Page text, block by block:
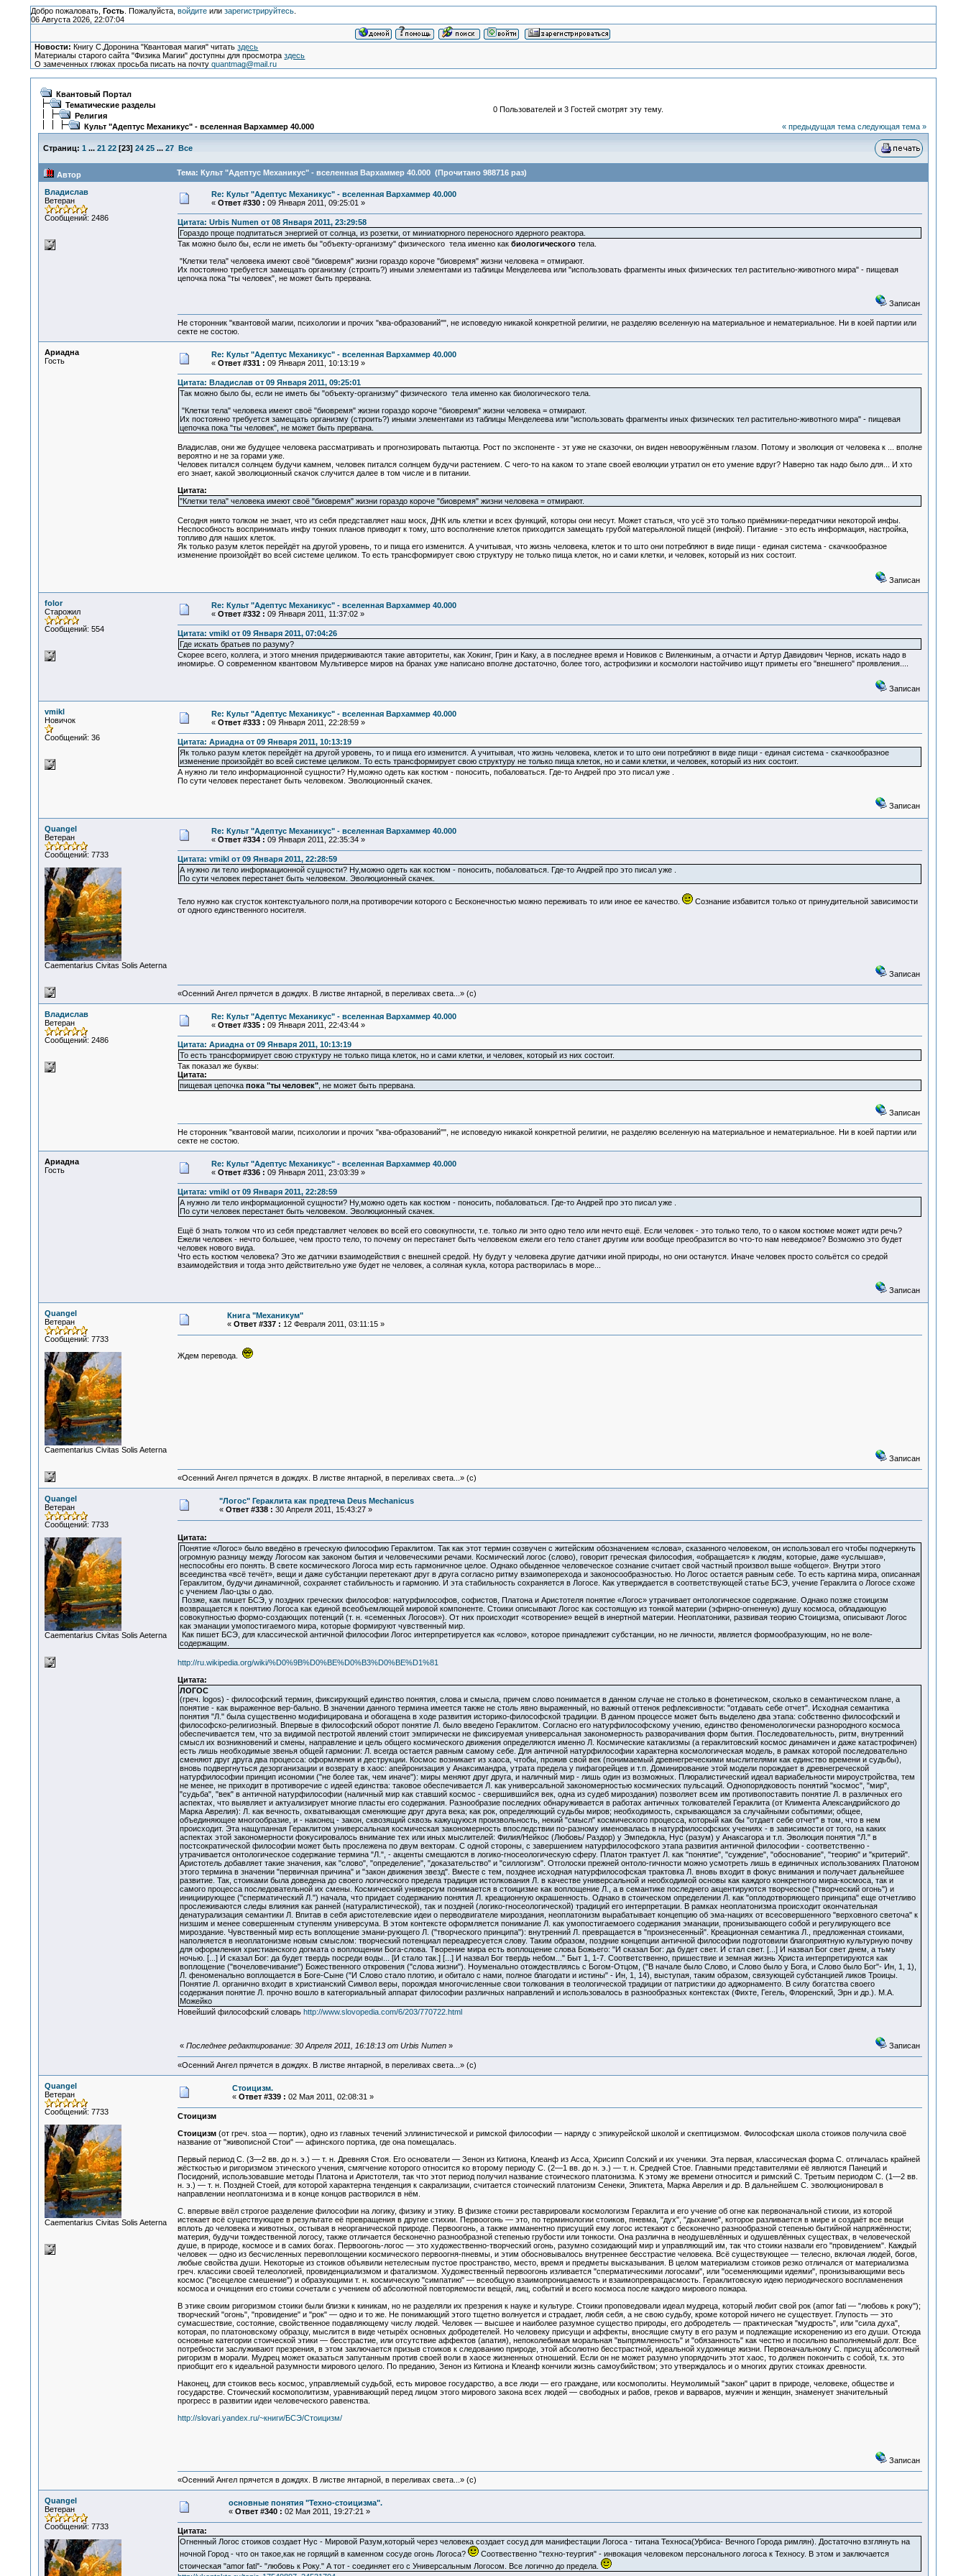
Добро пожаловать, Гость. Пожалуйста, войдитеили зарегистрируйтесь.
06 Августа 2026, 22:07:04
Новости: Книгу С.Доронина "Квантовая магия" читатьздесь
Материалы старого сайта "Физика Магии" доступны для просмотраздесь
О замеченных глюках просьба писать на почтуquantmag@mail.ru
Квантовый Портал
Тематические разделы
Религия
Культ "Адептус Механикус" - вселенная Вархаммер 40.000
0 Пользователей и 3 Гостей смотрят эту тему.
« предыдущая тема следующая тема »
Страниц: 1 ... 21 22[23] 24 25 ... 27 Все
Автор Тема: Культ "Адептус Механикус" - вселенная Вархаммер 40.000 (Прочитано 988716 раз)
Владислав
Ветеран
Сообщений: 2486
Re: Культ "Адептус Механикус" - вселенная Вархаммер 40.000
« Ответ #330 : 09 Января 2011, 09:25:01 »
Цитата: Urbis Numen от 08 Января 2011, 23:29:58
Гораздо проще подпитаться энергией от солнца, из розетки, от миниатюрного переносного ядерного реактора.
Так можно было бы, если не иметь бы "объекту-организму" физического тела именно как биологического тела.
"Клетки тела" человека имеют своё "биовремя" жизни гораздо короче "биовремя" жизни человека = отмирают.
Их постоянно требуется замещать организму (строить?) иными элементами из таблицы Менделеева или "использовать фрагменты иных физических тел растительно-животного мира" - пищевая
цепочка пока "ты человек", не может быть прервана.
Записан
Не сторонник "квантовой магии, психологии и прочих "ква-образований"", не исповедую никакой конкретной религии, не разделяю вселенную на материальное и нематериальное. Ни в коей партии или
секте не состою.
Ариадна
Гость
Re: Культ "Адептус Механикус" - вселенная Вархаммер 40.000
« Ответ #331 : 09 Января 2011, 10:13:19 »
Цитата: Владислав от 09 Января 2011, 09:25:01
Так можно было бы, если не иметь бы "объекту-организму" физического тела именно как биологического тела.
"Клетки тела" человека имеют своё "биовремя" жизни гораздо короче "биовремя" жизни человека = отмирают.
Их постоянно требуется замещать организму (строить?) иными элементами из таблицы Менделеева или "использовать фрагменты иных физических тел растительно-животного мира" - пищевая
цепочка пока "ты человек", не может быть прервана.
Владислав, они же будущее человека рассматривать и прогнозировать пытаютца. Рост по экспоненте - эт уже не сказочки, он виден невооружённым глазом. Потому и эволюция от человека к ... вполне
вероятно и не за горами уже.
Человек питался солнцем будучи камнем, человек питался солнцем будучи растением. С чего-то на каком то этапе своей еволюции утратил он ето умение вдруг? Наверно так надо было для... И хто
его знает, какой эволюционный скачок случится далее в том числе и в питании.
Цитата:
"Клетки тела" человека имеют своё "биовремя" жизни гораздо короче "биовремя" жизни человека = отмирают.
Сегодня никто толком не знает, что из себя представляет наш моск, ДНК иль клетки и всех функций, которы они несут. Может статься, что усё это только приёмники-передатчики некоторой инфы.
Неспособность воспринимать инфу тонких планов приводит к тому, што восполнение клеток приходится замещать грубой матерьялоной пищей (инфой). Питание - это есть информация, настройка,
топливо для наших клеток.
Як только разум клеток перейдёт на другой уровень, то и пища его изменится. А учитывая, что жизнь человека, клеток и то што они потребляют в виде пищи - единая система - скачкообразное
изменение произойдёт во всей системе целиком. То есть трансформирует свою структуру не только пища клеток, но и сами клетки, и человек, который из них состоит.
Записан
folor
Старожил
Сообщений: 554
Re: Культ "Адептус Механикус" - вселенная Вархаммер 40.000
« Ответ #332 : 09 Января 2011, 11:37:02 »
Цитата: vmikl от 09 Января 2011, 07:04:26
Где искать братьев по разуму?
Скорее всего, коллега, и этого мнения придерживаются такие авторитеты, как Хокинг, Грин и Каку, а в последнее время и Новиков с Виленкиным, а отчасти и Артур Давидович Чернов, искать надо в
иномирье. О современном квантовом Мультиверсе миров на бранах уже написано вполне достаточно, более того, астрофизики и космологи настойчиво ищут приметы его "внешнего" проявления....
Записан
vmikl
Новичок
Сообщений: 36
Re: Культ "Адептус Механикус" - вселенная Вархаммер 40.000
« Ответ #333 : 09 Января 2011, 22:28:59 »
Цитата: Ариадна от 09 Января 2011, 10:13:19
Як только разум клеток перейдёт на другой уровень, то и пища его изменится. А учитывая, что жизнь человека, клеток и то што они потребляют в виде пищи - единая система - скачкообразное
изменение произойдёт во всей системе целиком. То есть трансформирует свою структуру не только пища клеток, но и сами клетки, и человек, который из них состоит.
А нужно ли тело информационной сущности? Ну,можно одеть как костюм - поносить, побаловаться. Где-то Андрей про это писал уже .
По сути человек перестанет быть человеком. Эволюционный скачек.
Записан
Quangel
Ветеран
Сообщений: 7733
Сaementarius Civitas Solis Aeterna
Re: Культ "Адептус Механикус" - вселенная Вархаммер 40.000
« Ответ #334 : 09 Января 2011, 22:35:34 »
Цитата: vmikl от 09 Января 2011, 22:28:59
А нужно ли тело информационной сущности? Ну,можно одеть как костюм - поносить, побаловаться. Где-то Андрей про это писал уже .
По сути человек перестанет быть человеком. Эволюционный скачек.
Тело нужно как сгусток контекстуального поля,на противоречии которого с Бесконечностью можно переживать то или иное ее качество.
Сознание избавится только от принудительной зависимости
от одного единственного носителя.
Записан
«Осенний Ангел прячется в дождях. В листве янтарной, в переливах света...» (c)
Владислав
Ветеран
Сообщений: 2486
Re: Культ "Адептус Механикус" - вселенная Вархаммер 40.000
« Ответ #335 : 09 Января 2011, 22:43:44 »
Цитата: Ариадна от 09 Января 2011, 10:13:19
То есть трансформирует свою структуру не только пища клеток, но и сами клетки, и человек, который из них состоит.
Так показал же буквы:
Цитата:
пищевая цепочка пока "ты человек", не может быть прервана.
Записан
Не сторонник "квантовой магии, психологии и прочих "ква-образований"", не исповедую никакой конкретной религии, не разделяю вселенную на материальное и нематериальное. Ни в коей партии или
секте не состою.
Ариадна
Гость
Re: Культ "Адептус Механикус" - вселенная Вархаммер 40.000
« Ответ #336 : 09 Января 2011, 23:03:39 »
Цитата: vmikl от 09 Января 2011, 22:28:59
А нужно ли тело информационной сущности? Ну,можно одеть как костюм - поносить, побаловаться. Где-то Андрей про это писал уже .
По сути человек перестанет быть человеком. Эволюционный скачек.
Ещё б знать толком что из себя представляет человек во всей его совокупности, т.е. только ли энто одно тело или нечто ещё. Если человек - это только тело, то о каком костюме может идти речь?
Ежели человек - нечто большее, чем просто тело, то почему он перестанет быть человеком ежели его тело станет другим или вообще преобразится во что-то нам неведомое? Возможно это будет
человек нового вида.
Что есть костюм человека? Это же датчики взаимодействия с внешней средой. Ну будут у человека другие датчики иной природы, но они останутся. Иначе человек просто сольётся со средой
взаимодействия и тогда энто действительно уже будет не человек, а соляная кукла, котора растворилась в море...
Записан
Quangel
Ветеран
Сообщений: 7733
Сaementarius Civitas Solis Aeterna
Книга "Механикум"
« Ответ #337 : 12 Февраля 2011, 03:11:15 »
Ждем перевода.
Записан
«Осенний Ангел прячется в дождях. В листве янтарной, в переливах света...» (c)
Quangel
Ветеран
Сообщений: 7733
Сaementarius Civitas Solis Aeterna
"Логос" Гераклита как предтеча Deus Mechanicus
« Ответ #338 : 30 Апреля 2011, 15:43:27 »
Цитата:
Понятие «Логос» было введёно в греческую философию Гераклитом. Так как этот термин созвучен с житейским обозначением «слова», сказанного человеком, он использовал его чтобы подчеркнуть
огромную разницу между Логосом как законом бытия и человеческими речами. Космический логос (слово), говорит греческая философия, «обращается» к людям, которые, даже «услышав»,
неспособны его понять. В свете космического Логоса мир есть гармоничное целое. Однако обыденное человеческое сознание считает свой частный произвол выше «общего». Внутри этого
всеединства «всё течёт», вещи и даже субстанции перетекают друг в друга согласно ритму взаимоперехода и законосообразностью. Но Логос остается равным себе. То есть картина мира, описанная
Гераклитом, будучи динамичной, сохраняет стабильность и гармонию. И эта стабильность сохраняется в Логосе. Как утверждается в соответствующей статье БСЭ, учение Гераклита о Логосе схоже
с учением Лао-цзы о дао.
Позже, как пишет БСЭ, у поздних греческих философов: натурфилософов, софистов, Платона и Аристотеля понятие «Логос» утрачивает онтологическое содержание. Однако позже стоицизм
возвращается к понятию Логоса как единой всеобъемлющей мировой компоненте. Стоики описывают Логос как состоящую из тонкой материи (эфирно-огненную) душу космоса, обладающую
совокупностью формо-создающих потенций (т. н. «семенных Логосов»). От них происходит «сотворение» вещей в инертной материи. Неоплатоники, развивая теорию Стоицизма, описывают Логос
как эманации умопостигаемого мира, которые формируют чувственный мир.
Как пишет БСЭ, для классической античной философии Логос интерпретируется как «слово», которое принадлежит субстанции, но не личности, является формообразующим, но не воле-
содержащим.
http://ru.wikipedia.org/wiki/%D0%9B%D0%BE%D0%B3%D0%BE%D1%81
Цитата:
ЛОГОС
(греч. logos) - философский термин, фиксирующий единство понятия, слова и смысла, причем слово понимается в данном случае не столько в фонетическом, сколько в семантическом плане, а
понятие - как выраженное вер-бально. В значении данного термина имеется также не столь явно выраженный, но важный оттенок рефлексивности: "отдавать себе отчет". Исходная семантика
понятия "Л." была существенно модифицирована и обогащена в ходе развития историко-философской традиции. В данном процессе может быть выделено два этапа: собственно философский и
философско-религиозный. Впервые в философский оборот понятие Л. было введено Гераклитом. Согласно его натурфилософскому учению, единство феноменологически разнородного космоса
обеспечивается тем, что за видимой пестротой явлений стоит эмпирически не фиксируемая универсальная закономерность разворачивания форм бытия. Последовательность, ритм, внутренний
смысл их возникновений и смены, направление и цель общего космического движения определяются именно Л. Космические катаклизмы (а гераклитовский космос динамичен и даже катастрофичен)
есть лишь необходимые звенья общей гармонии: Л. всегда остается равным самому себе. Для античной натурфилософии характерна космологическая модель, в рамках которой последовательно
сменяют друг друга два процесса: оформления и деструкции. Космос возникает из хаоса, чтобы, прожив свой век (понимаемый древнегреческими мыслителями как единство времени и судьбы),
вновь подвергнуться дезорганизации и возврату в хаос: апейронизация у Анаксимандра, утрата предела у пифагорейцев и т.п. Доминирование этой модели порождает в древнегреческой
натурфилософии принцип исономии ("не более так, чем иначе"): миры меняют друг друга, и наличный мир - лишь один из возможных. Плюралистический идеал вариабельности мироустройства, тем
не менее, не приходит в противоречие с идеей единства: таковое обеспечивается Л. как универсальной закономерностью космических пульсаций. Однопорядковость понятий "космос", "мир",
"судьба", "век" в античной натурфилософии (наличный мир как ставший космос - свершившийся век, одна из судеб мироздания) позволяет всем им противопоставить понятие Л. в различных его
аспектах, что выявляет и актуализирует многие пласты его содержания. Разнообразие последних обнаруживается в работах античных толкователей Гераклита (от Климента Александрийского до
Марка Аврелия): Л. как вечность, охватывающая сменяющие друг друга века; как рок, определяющий судьбы миров; необходимость, скрывающаяся за случайными событиями; общее,
объединяющее многообразие, и - наконец - закон, сквозящий сквозь кажущуюся произвольность, некий "смысл" космического процесса, который как бы "отдает себе отчет" в том, что в нем
происходит. Эта нащупанная Гераклитом универсальная космическая закономерность впоследствии по-разному именовалась в натурфилософских учениях - в зависимости от того, на каких
аспектах этой закономерности фокусировалось внимание тех или иных мыслителей: Филия/Нейкос (Любовь/ Раздор) у Эмпедокла, Нус (разум) у Анаксагора и т.п. Эволюция понятия "Л." в
постсократической философии может быть прослежена по двум векторам. С одной стороны, с завершением натурфилософского этапа развития античной философии - соответственно -
утрачивается онтологическое содержание термина "Л.", - акценты смещаются в логико-гносеологическую сферу. Платон трактует Л. как "понятие", "суждение", "обоснование", "теорию" и "критерий".
Аристотель добавляет такие значения, как "слово", "определение", "доказательство" и "силлогизм". Отголоски прежней онтоло-гичности можно усмотреть лишь в единичных использованиях Платоном
этого термина в значении "первичная причина" и "закон движения звезд". Вместе с тем, позднее исходная натурфилософская трактовка Л. вновь входит в фокус внимания и получает дальнейшее
развитие. Так, стоиками была доведена до своего логического предела традиция истолкования Л. в качестве универсальной и необходимой основы как каждого конкретного мира-космоса, так и
самого процесса последовательной их смены. Космический универсум понимается в стоицизме как воплощение Л., а в семантике последнего акцентируются творческое ("творческий огонь") и
инициирующее ("сперматический Л.") начала, что придает содержанию понятия Л. креационную окрашенность. Однако в стоическом определении Л. как "оплодотворяющего принципа" еще отчетливо
прослеживаются следы влияния как ранней (натуралистической), так и поздней (логико-гносеологической) традиций его интерпретации. В рамках неоплатонизма происходит окончательная
денатурализация семантики Л. Впитав в себя аристотелевские идеи о перводвигателе мироздания, неоплатонизм вырабатывает концепцию об эма-нациях от всесовершенного "верховного светоча" к
низшим и менее совершенным ступеням универсума. В этом контексте оформляется понимание Л. как умопостигаемоего содержания эманации, пронизывающего собой и регулирующего все
мироздание. Чувственный мир есть воплощение эмани-рующего Л. ("творческого принципа"): внутренний Л. превращается в "произнесенный". Креационная семантика Л., предложенная стоиками,
наполняется в неоплатонизме новым смыслом: творческий потенциал переадресуется слову. Таким образом, поздние концепции античной философии подготовили благоприятную культурную почву
для оформления христианского догмата о воплощении Бога-слова. Творение мира есть воплощение слова Божьего: "И сказал Бог: да будет свет. И стал свет. [...] И назвал Бог свет днем, а тьму
ночью. [...] И сказал Бог: да будет твердь посреди воды... [И стало так.] [...] И назвал Бог твердь небом..." Быт 1, 1-7. Соответственно, пришествие и земная жизнь Христа интерпретируются как
воплощение ("вочеловечивание") Божественного откровения ("слова жизни"). Ноуменально отождествляясь с Богом-Отцом, ("В начале было Слово, и Слово было у Бога, и Слово было Бог"- Ин, 1, 1),
Л. феноменально воплощается в Боге-Сыне ("И Слово стало плотию, и обитало с нами, полное благодати и истины" - Ин, 1, 14), выступая, таким образом, связующей субстанцией ликов Троицы.
Понятие Л. органично входит в христианский Символ веры, порождая многочисленные свои толкования в теологической традиции от патристики до аджорнаменто. В силу богатства своего
содержания понятие Л. прочно вошло в категориальный аппарат философии различных направлений и использовалось в разнообразных контекстах (Фихте, Гегель, Флоренский, Эрн и др.). М.А.
Можейко
Новейший философский словарь http://www.slovopedia.com/6/203/770722.html
« Последнее редактирование: 30 Апреля 2011, 16:18:13 от Urbis Numen» Записан
«Осенний Ангел прячется в дождях. В листве янтарной, в переливах света...» (c)
Quangel
Ветеран
Сообщений: 7733
Сaementarius Civitas Solis Aeterna
Стоицизм.
« Ответ #339 : 02 Мая 2011, 02:08:31 »
Стоицизм
Стоицизм(от греч. stoa — портик), одно из главных течений эллинистической и римской философии — наряду с эпикурейской школой и скептицизмом. Философская школа стоиков получила своё
название от "живописной Стои" — афинского портика, где она помещалась.
Первый период С. (3—2 вв. до н. э.) — т. н. Древняя Стоя. Его основатели — Зенон из Китиона, Клеанф из Асса, Хрисипп Солский и их ученики. Эта первая, классическая форма С. отличалась крайней
жёсткостью и ригоризмом этического учения, смягчение которого относится ко второму периоду С. (2—1 вв. до н. э.) — т. н. Средней Стое. Главными представителями её являются Панеций и
Посидоний, использовавшие методы Платона и Аристотеля, так что этот период получил название стоического платонизма. К этому же времени относится и римский С. Третьим периодом С. (1—2 вв.
н. э.) — т. н. Поздней Стоей, для которой характерна тенденция к сакрализации, считается стоический платонизм Сенеки, Эпиктета, Марка Аврелия и др. В дальнейшем С. эволюционировал в
направлении неоплатонизма и в конце концов растворился в нём.
С. впервые ввёл строгое разделение философии на логику, физику и этику. В физике стоики реставрировали космологизм Гераклита и его учение об огне как первоначальной стихии, из которой
истекает всё существующее в результате её превращения в другие стихии. Первоогонь — это, по терминологии стоиков, пневма, "дух", "дыхание", которое разливается в мире и создаёт все вещи
вплоть до человека и животных, остывая в неорганической природе. Первоогонь, а также имманентно присущий ему логос истекают с бесконечно разнообразной степенью бытийной напряжённости;
материя, будучи тождественной логосу, также отличается бесконечно разнообразной степенью грубости или тонкости. Она различна в неодушевлённых и одушевлённых существах, в человеческой
душе, в природе, космосе и в самих богах. Первоогонь-логос — это художественно-творческий огонь, разумно созидающий мир и управляющий им, так что стоики назвали его "провидением". Каждый
человек — одно из бесчисленных перевоплощении космического первоогня-пневмы, и этим обосновывалось внутреннее бесстрастие человека. Всё существующее — телесно, включая людей, богов,
любые свойства души. Некоторые из стоиков объявили нетелесным пустое пространство, место, время и предметы высказывания. В целом материализм стоиков резко отличался от материализма
греч. классики своей телеологией, провиденциализмом и фатализмом. Художественный первоогонь изливается "сперматическими логосами", или "осеменяющими идеями", пронизывающими весь
космос ("всецелое смешение") и образующими т. н. космическую "симпатию" — всеобщую взаимопроницаемость и взаимопревращасмость. Гераклитовскую идею периодического воспламенения
космоса и очищения его стоики сочетали с учением об абсолютной повторяемости вещей, лиц, событий и всего космоса после каждого мирового пожара.
В этике своим ригоризмом стоики были близки к киникам, но не разделяли их презрения к науке и культуре. Стоики проповедовали идеал мудреца, который любит свой рок (amor fati — "любовь к року");
творческий "огонь", "провидение" и "рок" — одно и то же. Не понимающий этого тщетно волнуется и страдает, любя себя, а не свою судьбу, кроме которой ничего не существует. Глупость — это
сумасшествие, состояние, свойственное подавляющему числу людей. Человек — высшее и наиболее разумное существо природы, его добродетель — практическая "мудрость", или "сила духа",
которая, по платоновскому образцу, мыслится в виде четырёх основных добродетелей. Но человеку присущи и аффекты, вносящие смуту в его разум и подлежащие искоренению из его души. Отсюда
основные категории стоической этики — бесстрастие, или отсутствие аффектов (апатия), непоколебимая моральная "выпрямленность" и "обязанность" как честно и посильно выполняемый долг. Все
потребности заслуживают презрения, в этом заключается призыв стоиков к следованию природе, этой абсолютно бесстрастной, идеальной художнице жизни. Первоначальному С. присущ абсолютный
ригоризм в морали. Мудрец может оказаться запутанным против своей воли в хаосе жизненных отношений. Если он не может разумно упорядочить этот хаос, то должен покончить с собой, т.к. это
приобщит его к идеальной разумности мирового целого. По преданию, Зенон из Китиона и Клеанф кончили жизнь самоубийством; это утверждалось и о многих других стоиках древности.
Наконец, для стоиков весь космос, управляемый судьбой, есть мировое государство, а все люди — его граждане, или космополиты. Неумолимый "закон" царит в природе, человеке, обществе и
государстве. Стоический космополитизм, уравнивающий перед лицом этого мирового закона всех людей — свободных и рабов, греков и варваров, мужчин и женщин, знаменует значительный
прогресс в развитии идеи человеческого равенства.
http://slovari.yandex.ru/~книги/БСЭ/Стоицизм/
Записан
«Осенний Ангел прячется в дождях. В листве янтарной, в переливах света...» (c)
Quangel
Ветеран
Сообщений: 7733
основные понятия "Техно-стоицизма".
« Ответ #340 : 02 Мая 2011, 19:27:21 »
Цитата:
Огненный Логос стоиков создает Нус - Мировой Разум,который через человека создает сосуд для манифестации Логоса - титана Техноса(Урбиса- Вечного Города римлян). Достаточно взглянуть на
ночной Город - что он такое,как не горящий в каменном сосуде огонь Логоса?
Соотвественно "техно-теургия" - инвокация человеком персонального логоса к Техносу. В этом и заключается
стоическая "amor fati"- "любовь к Року." А тот - соединяет его с Универсальным Логосом. Все логично до предела.